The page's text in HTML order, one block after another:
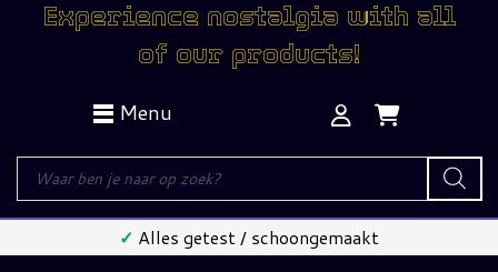
Experience nostalgia with all
of our products!
Menu
Producten
zoeken
✓ Alles getest / schoongemaakt